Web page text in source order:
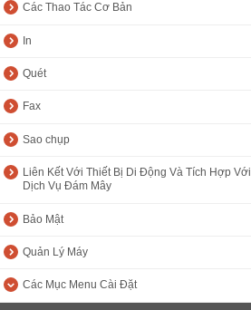
Các Thao Tác Cơ Bản
In
Quét
Fax
Sao chụp
Liên Kết Với Thiết Bị Di Động Và Tích Hợp Với
Dịch Vụ Đám Mây
Bảo Mật
Quản Lý Máy
Các Mục Menu Cài Đặt